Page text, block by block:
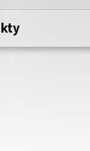
webového